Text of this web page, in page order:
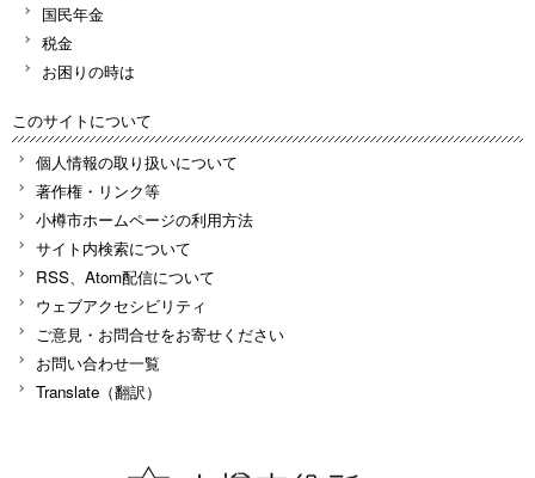
国民年金
税金
お困りの時は
このサイトについて
個人情報の取り扱いについて
著作権・リンク等
小樽市ホームページの利用方法
サイト内検索について
RSS、Atom配信について
ウェブアクセシビリティ
ご意見・お問合せをお寄せください
お問い合わせ一覧
Translate（翻訳）